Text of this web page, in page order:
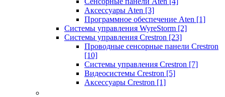
Аксессуары Aten [3]
Программное обеспечение Aten [1]
Системы управления WyreStorm [2]
Системы управления Crestron [23]
Проводные сенсорные панели Crestron
[10]
Системы управления Crestron [7]
Видеосистемы Crestron [5]
Аксессуары Crestron [1]